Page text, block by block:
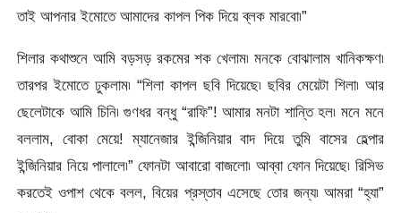
তাই আপনার ইমোতে আমাদের কাপল পিক দিয়ে ব্লক মারবো৷”
শিলার কথাশুনে আমি বড়সড় রকমের শক খেলাম৷ মনকে বোঝালাম খানিকক্ষণ৷
তারপর ইমোতে ঢুকলাম৷ “শিলা কাপল ছবি দিয়েছে৷ ছবির মেয়েটা শিলা৷ আর
ছেলেটাকে আমি চিনি৷ গুণধর বন্ধু “রাফি”! আমার মনটা শান্তি হল৷ মনে মনে
বললাম, বোকা মেয়ে! ম্যানেজার ইন্জিনিয়ার বাদ দিয়ে তুমি বাসের হেল্পার
ইন্জিনিয়ার নিয়ে পালালে৷” ফোনটা আবারো বাজলো৷ আব্বা ফোন দিয়েছে৷ রিসিভ
করতেই ওপাশ থেকে বলল, বিয়ের প্রস্তাব এসেছে তোর জন্য৷ আমরা “হ্যা”